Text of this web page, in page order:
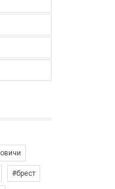
#брест